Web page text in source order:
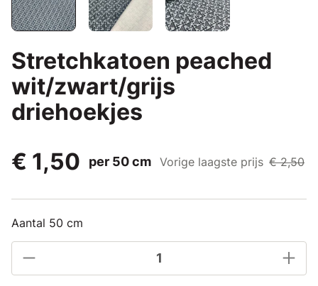
Stretchkatoen peached
wit/zwart/grijs
driehoekjes
€ 1,50
per 50 cm Vorige laagste prijs € 2,50
Aantal 50 cm